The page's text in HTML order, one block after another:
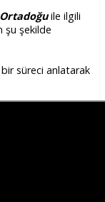
Ortadoğuile ilgili
şu şekilde
süreci anlatarak